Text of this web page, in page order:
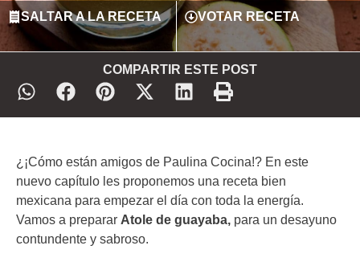
SALTAR A LA RECETA VOTAR RECETA
COMPARTIR ESTE POST
¿¡Cómo están amigos de Paulina Cocina!? En este
nuevo capítulo les proponemos una receta bien
mexicana para empezar el día con toda la energía.
Vamos a preparar Atole de guayaba, para un desayuno
contundente y sabroso.